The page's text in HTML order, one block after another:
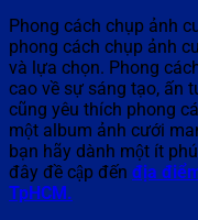
Phong cách chụp ảnh
phong cách chụp ảnh
và lựa chọn. Phong
cao về sự sáng tạo, ấn
cũng yêu thích phong
một album ảnh cưới
bạn hãy dành một ít
đây đề cập đến địa
TpHCM.